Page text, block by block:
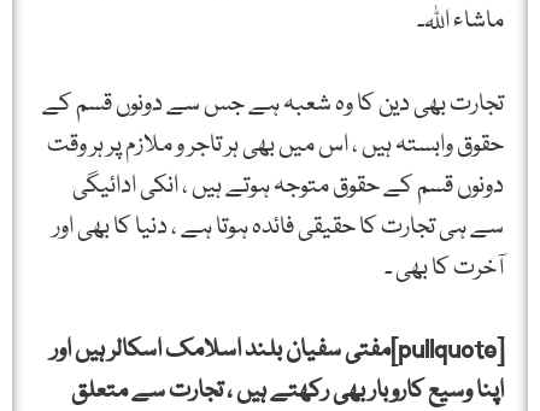
ماشاء اللہ۔
تجارت بھی دین کا وہ شعبہ ہے جس سے دونوں قسم کے
حقوق وابستہ ہیں ، اس میں بھی ہر تاجر و ملازم پر ہر وقت
دونوں قسم کے حقوق متوجہ ہوتے ہیں ، انکی ادائیگی
سے ہی تجارت کا حقیقی فائدہ ہوتا ہے ، دنیا کا بھی اور
آخرت کا بھی ۔
[pullquote]مفتی سفیان بلند اسلامک اسکالر ہیں اور
اپنا وسیع کاروبار بھی رکھتے ہیں ، تجارت سے متعلق